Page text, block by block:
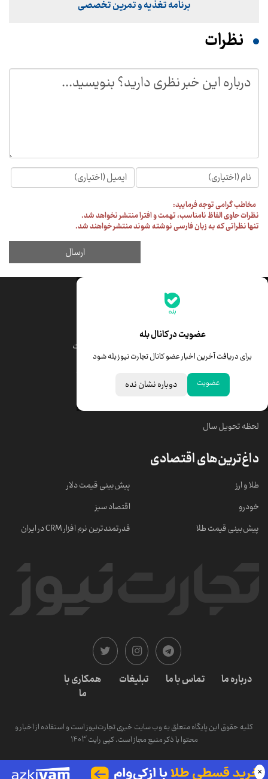
عضویت در کانال بله
برای دریافت آخرین اخبار عضو کانال تجارت نیوز بله شود
عضویت دوباره نشان نده
جدیدترین قیمت‌ها
قیمت درهم امارات
خبرهای مهم
لحظه تحویل سال
داغ‌ترین‌های اقتصادی
طلا و ارز
خودرو
پیش‌بینی قیمت طلا
پیش‌بینی قیمت دلار
اقتصاد سبز
قدرتمندترین نرم‌ افزار CRM در ایران
درباره ما تماس با ما تبلیغات
همکاری با
ما
کلیه حقوق این پایگاه متعلق به وب سایت خبری تجارت‌نیوز است و استفاده از اخبار و
محتوا با ذکر منبع مجاز است. کپی رایت 1403
×